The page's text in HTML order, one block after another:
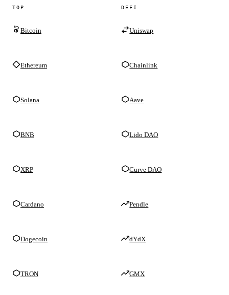
TOP
Bitcoin
Ethereum
Solana
BNB
XRP
Cardano
Dogecoin
TRON
DEFI
Uniswap
Chainlink
Aave
Lido DAO
Curve DAO
Pendle
dYdX
GMX